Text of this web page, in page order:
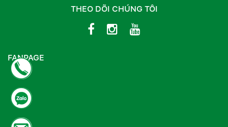
THEO DÕI CHÚNG TÔI
FANPAGE